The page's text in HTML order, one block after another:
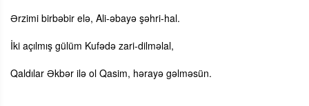
Ərzimi birbəbir elə, Ali-əbayə şəhri-hal.
İki açılmış gülüm Kufədə zari-dilməlal,
Qaldılar Əkbər ilə ol Qasim, hərayə gəlməsün.